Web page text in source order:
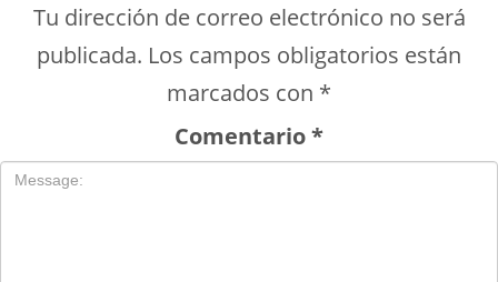
Tu dirección de correo electrónico no será
publicada. Los campos obligatorios están
marcados con *
Comentario*